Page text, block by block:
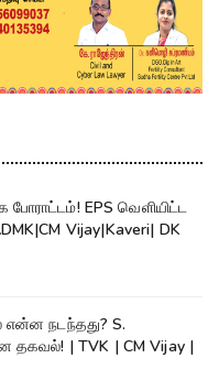
போராட்டம்! EPS வெளியிட்ட
Vijay|Kaveri| DK
என்ன நடந்தது? S.
தகவல்! | TVK | CM Vijay |